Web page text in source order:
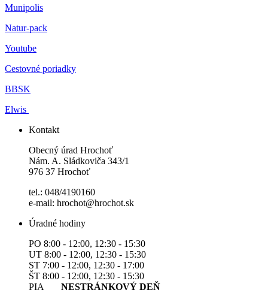
Munipolis
Natur-pack
Youtube
Cestovné poriadky
BBSK
Elwis
Kontakt
Obecný úrad Hrochoť
Nám. A. Sládkoviča 343/1
976 37 Hrochoť
tel.: 048/4190160
e-mail: hrochot@hrochot.sk
Úradné hodiny
PO 8:00 - 12:00, 12:30 - 15:30
UT 8:00 - 12:00, 12:30 - 15:30
ST 7:00 - 12:00, 12:30 - 17:00
ŠT 8:00 - 12:00, 12:30 - 15:30
PIA NESTRÁNKOVÝ DEŇ